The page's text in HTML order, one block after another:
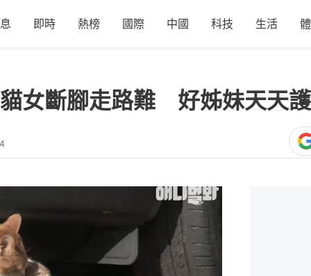
即時 熱榜 國際 中國 科技 生活
女斷腳走路難 好姊妹天天